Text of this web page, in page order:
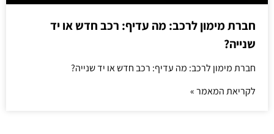
חברת מימון לרכב: מה עדיף: רכב חדש או יד
שנייה?
חברת מימון לרכב: מה עדיף: רכב חדש או יד שנייה?
לקריאת המאמר »